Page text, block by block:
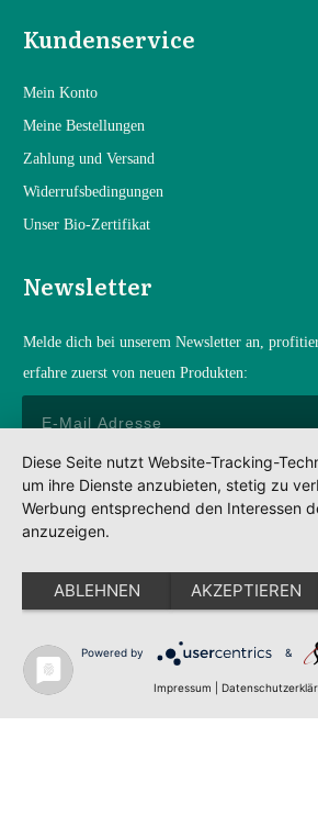
Kundenservice
Mein Konto
Meine Bestellungen
Zahlung und Versand
Widerrufsbedingungen
Unser Bio-Zertifikat
Newsletter
Melde dich bei unserem Newsletter an,
erfahre zuerst von neuen Produkten:
Anmelden
Datenschutz
AGBs
Partner
POWERED BY SEYER
Diese Seite nutzt Website-Tracking-
um ihre Dienste anzubieten, stetig zu
Werbung entsprechend den Interessen
anzuzeigen.
ABLEHNEN AKZEPTIEREN
Powered by &
Impressum